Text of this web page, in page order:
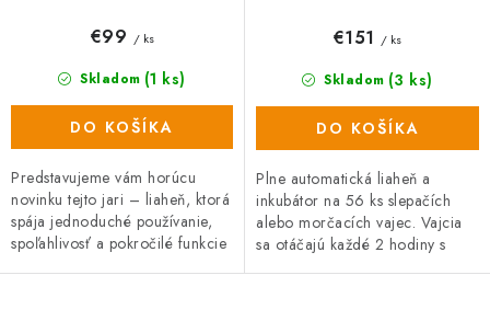
Skladom (1 ks)
€99 / ks
DO KOŠÍKA
Predstavujeme vám horúcu
novinku tejto jari – liaheň, ktorá
spája jednoduché používanie,
spoľahlivosť a pokročilé funkcie
ZADARMO
Skladom (3 ks)
€151 / ks
DO KOŠÍKA
Plne automatická liaheň a
inkubátor na 56 ks slepačích
alebo morčacích vajec. Vajcia
sa otáčajú každé 2 hodiny s